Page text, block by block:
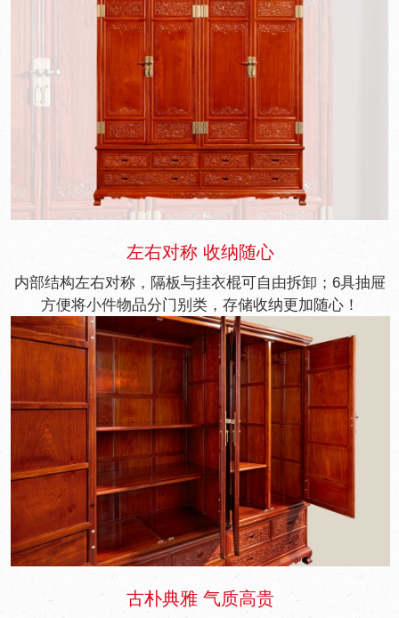
左右对称 收纳随心
内部结构左右对称，隔板与挂衣棍可自由拆卸；6具抽屉
方便将小件物品分门别类，存储收纳更加随心！
古朴典雅 气质高贵